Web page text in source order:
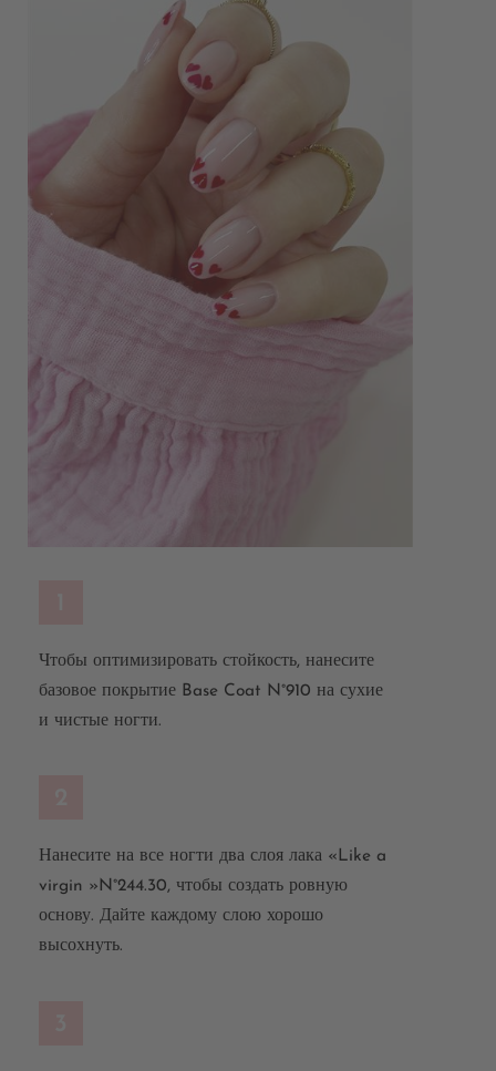
Чтобы оптимизировать стойкость, нанесите
базовое покрытие Base Coat N°910 на сухие
и чистые ногти.
Нанесите на все ногти два слоя лака «Like a
virgin »N°244.30, чтобы создать ровную
основу. Дайте каждому слою хорошо
высохнуть.